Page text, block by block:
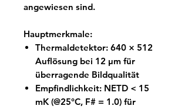
angewiesen sind.
Hauptmerkmale:
Thermaldetektor: 640 × 512
Auflösung bei 12 μm für
überragende Bildqualität
Empfindlichkeit: NETD < 15
mK (@25°C, F# = 1.0) für